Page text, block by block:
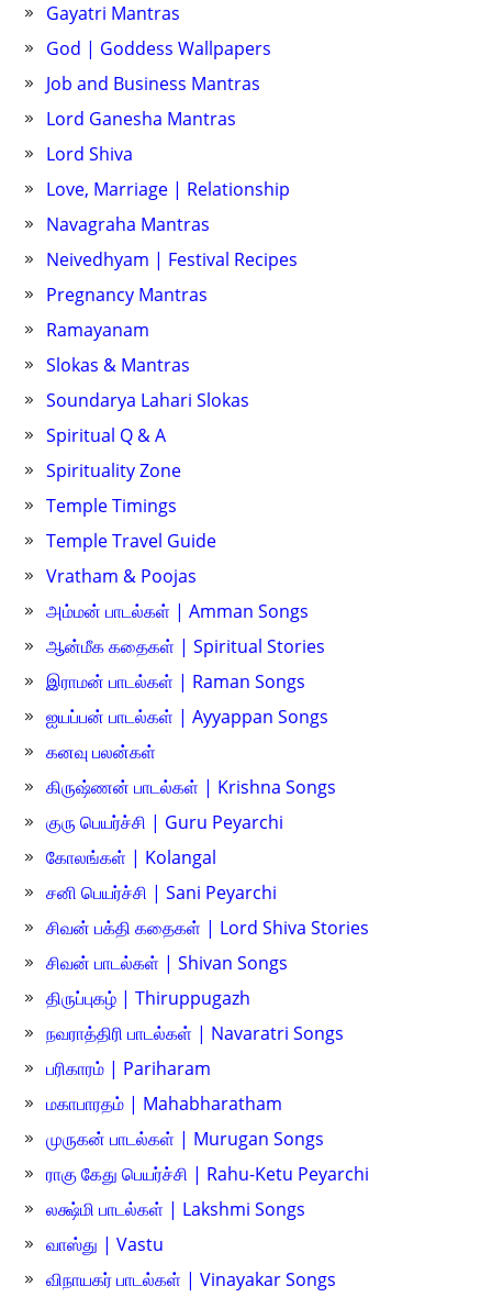
Gayatri Mantras
God | Goddess Wallpapers
Job and Business Mantras
Lord Ganesha Mantras
Lord Shiva
Love, Marriage | Relationship
Navagraha Mantras
Neivedhyam | Festival Recipes
Pregnancy Mantras
Ramayanam
Slokas & Mantras
Soundarya Lahari Slokas
Spiritual Q & A
Spirituality Zone
Temple Timings
Temple Travel Guide
Vratham & Poojas
அம்மன் பாடல்கள் | Amman Songs
ஆன்மீக கதைகள் | Spiritual Stories
இராமன் பாடல்கள் | Raman Songs
ஐயப்பன் பாடல்கள் | Ayyappan Songs
கனவு பலன்கள்
கிருஷ்ணன் பாடல்கள் | Krishna Songs
குரு பெயர்ச்சி | Guru Peyarchi
கோலங்கள் | Kolangal
சனி பெயர்ச்சி | Sani Peyarchi
சிவன் பக்தி கதைகள் | Lord Shiva Stories
சிவன் பாடல்கள் | Shivan Songs
திருப்புகழ் | Thiruppugazh
நவராத்திரி பாடல்கள் | Navaratri Songs
பரிகாரம் | Pariharam
மகாபாரதம் | Mahabharatham
முருகன் பாடல்கள் | Murugan Songs
ராகு கேது பெயர்ச்சி | Rahu-Ketu Peyarchi
லக்ஷ்மி பாடல்கள் | Lakshmi Songs
வாஸ்து | Vastu
விநாயகர் பாடல்கள் | Vinayakar Songs